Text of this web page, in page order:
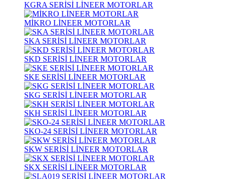
KGRA SERİSİ LİNEER MOTORLAR
MİKRO LİNEER MOTORLAR
SKA SERİSİ LİNEER MOTORLAR
SKD SERİSİ LİNEER MOTORLAR
SKE SERİSİ LİNEER MOTORLAR
SKG SERİSİ LİNEER MOTORLAR
SKH SERİSİ LİNEER MOTORLAR
SKO-24 SERİSİ LİNEER MOTORLAR
SKW SERİSİ LİNEER MOTORLAR
SKX SERİSİ LİNEER MOTORLAR